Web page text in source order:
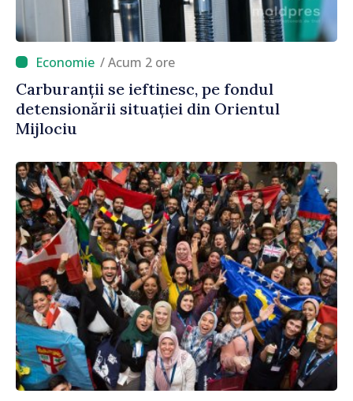
/ Acum 2 ore
Carburanții se ieftinesc, pe fondul
detensionării situației din Orientul
Mijlociu